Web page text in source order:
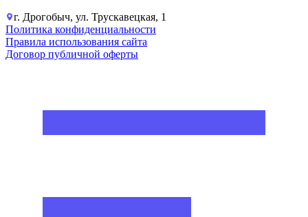
г. Дрогобыч, ул. Трускавецкая, 1
Политика конфиденциальности
Правила использования сайта
Договор публичной оферты